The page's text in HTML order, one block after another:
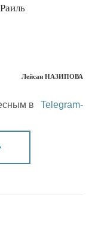
Лейсан НАЗИПОВА
в
Telegram-